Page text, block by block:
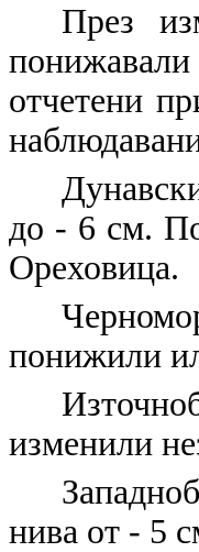
През
отчетени
до - 6 см.
Ореховица.
понижили
изменили
нива от - 5